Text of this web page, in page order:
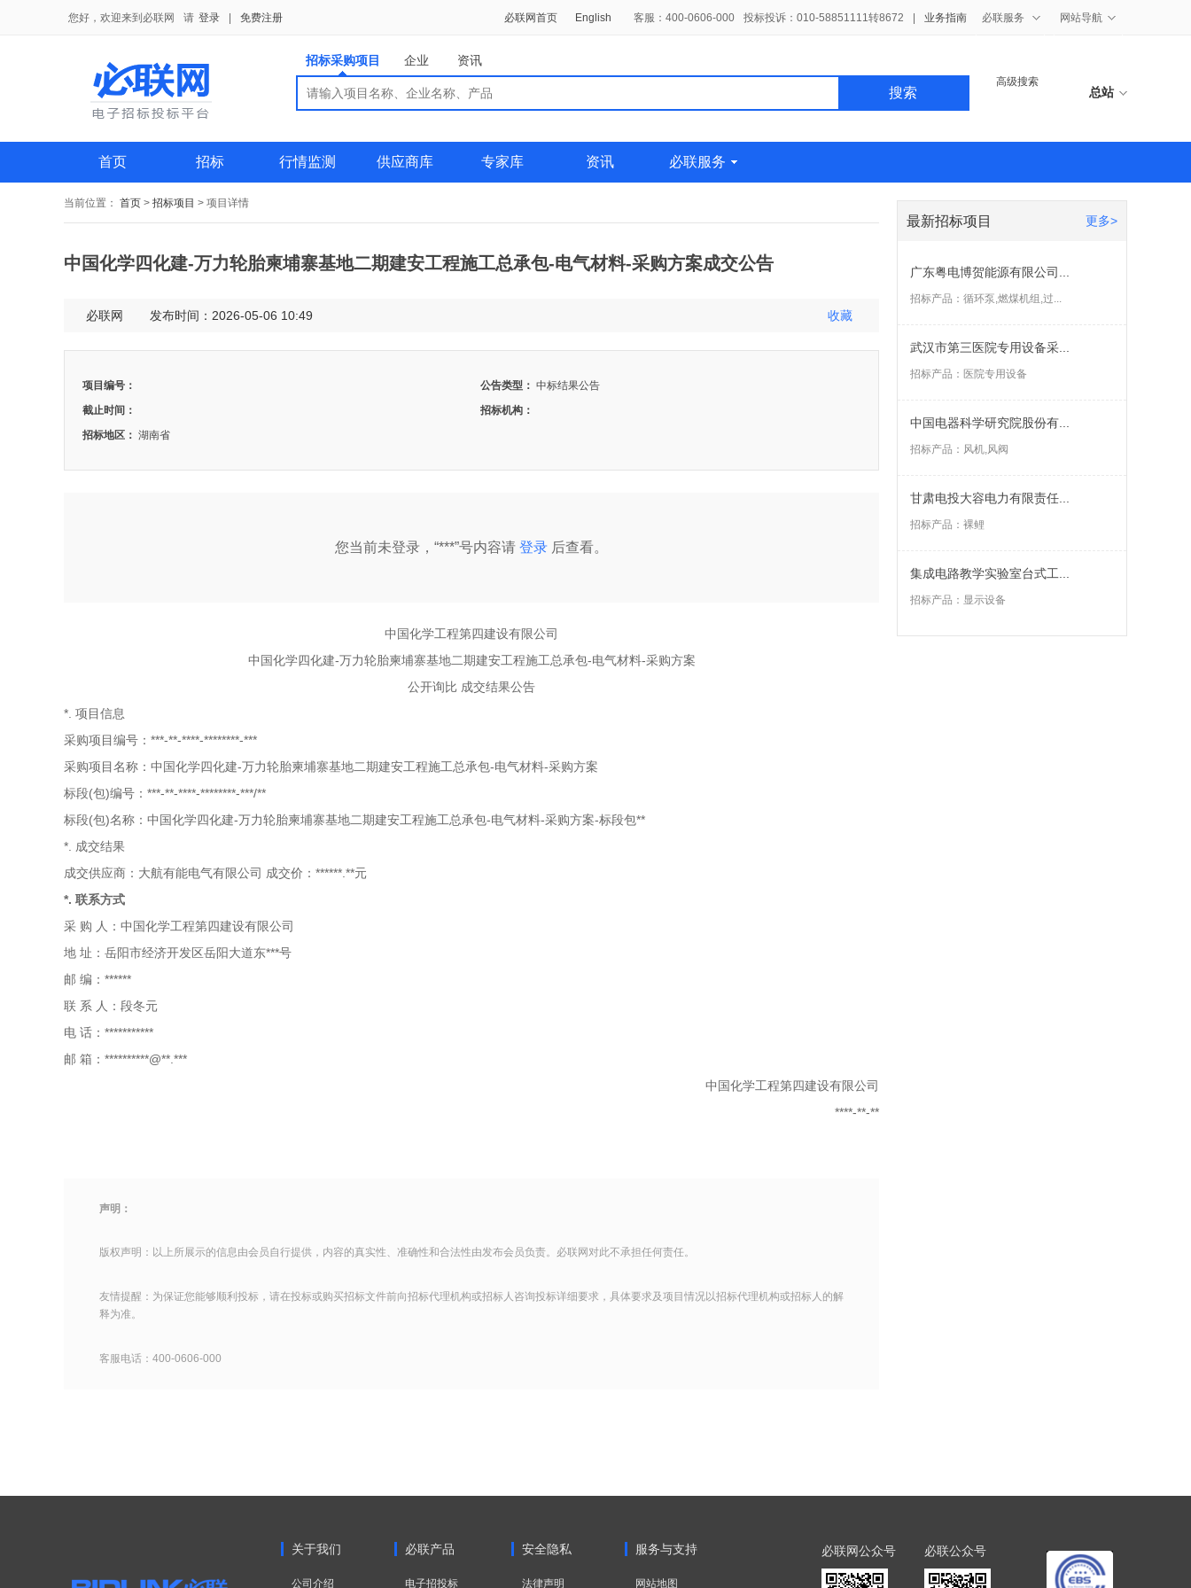
必联网首页 English 客服：400-0606-000 投标投诉：010-58851111转8672 业务指南 必联服务 网站导航
您好，欢迎来到必联网 请 登录 免费注册
招标采购项目 企业 资讯
搜索
高级搜索
总站
首页 招标 行情监测 供应商库 专家库 资讯 必联服务
当前位置： 首页 > 招标项目 > 项目详情
中国化学四化建-万力轮胎柬埔寨基地二期建安工程施工总承包-电气材料-采购方案成交公告
必联网 发布时间：2026-05-06 10:49 收藏
项目编号： 公告类型： 中标结果公告
截止时间：
招标机构：
招标地区： 湖南省
您当前未登录，“***”号内容请 登录 后查看。
中国化学工程第四建设有限公司
中国化学四化建-万力轮胎柬埔寨基地二期建安工程施工总承包-电气材料-采购方案
公开询比 成交结果公告
*. 项目信息
采购项目编号：***-**-****-********-***
采购项目名称：中国化学四化建-万力轮胎柬埔寨基地二期建安工程施工总承包-电气材料-采购方案
标段(包)编号：***-**-****-********-***/**
标段(包)名称：中国化学四化建-万力轮胎柬埔寨基地二期建安工程施工总承包-电气材料-采购方案-标段包**
*. 成交结果
成交供应商：大航有能电气有限公司 成交价：******.**元
*. 联系方式
采 购 人：中国化学工程第四建设有限公司
地 址：岳阳市经济开发区岳阳大道东***号
邮 编：******
联 系 人：段冬元
电 话：***********
邮 箱：**********@**.***
中国化学工程第四建设有限公司
****-**-**
声明：
版权声明：以上所展示的信息由会员自行提供，内容的真实性、准确性和合法性由发布会员负责。必联网对此不承担任何责任。
友情提醒：为保证您能够顺利投标，请在投标或购买招标文件前向招标代理机构或招标人咨询投标详细要求，具体要求及项目情况以招标代理机构或招标人的解
释为准。
客服电话：400-0606-000
最新招标项目 更多>
广东粤电博贺能源有限公司...
招标产品： 循环泵,燃煤机组,过...
武汉市第三医院专用设备采...
招标产品： 医院专用设备
中国电器科学研究院股份有...
招标产品： 风机,风阀
甘肃电投大容电力有限责任...
招标产品： 裸鲤
集成电路教学实验室台式工...
招标产品： 显示设备
关于我们
公司介绍
必联产品
电子招投标
安全隐私
法律声明
服务与支持
网站地图
必联网公众号 必联公众号